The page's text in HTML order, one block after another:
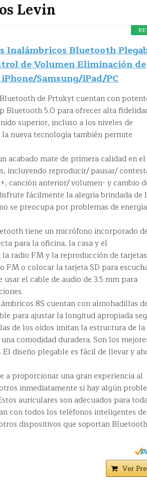
Levin
Bluetooth
de Volumen Eliminación de
Samsung/iPad/PC
de Prtukyt cuentan con
Bluetooth 5.0 para ofrecer alta
superior, incluso a los niveles de
nueva tecnología también permite
acabado mate de primera calidad en el
incluyendo reproducir/ pausar/
canción anterior/ volumen- y cambio
fácilmente la alegría brindada de
se preocupa por problemas de
tiene un micrófono incorporado
para la oficina, la casa y el
radio FM y la reproducción de tarjetas
FM o colocar la tarjeta SD para
el cable de audio de 3.5 mm para
8S cuentan con almohadillas
para ajustar la longitud apropiada
de los oídos imitan la estructura de
comodidad duradera. Son los
diseño plegable es fácil de llevar y
proporcionar una gran experiencia al
inmediatamente si hay algún
auriculares son adecuados para
con todos los teléfonos inteligentes de
dispositivos que soportan
Ver